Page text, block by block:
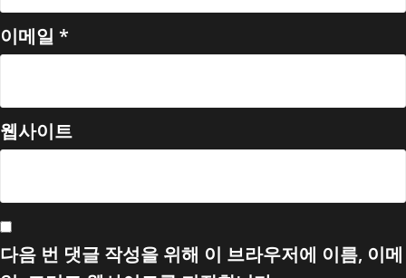
이메일 *
웹사이트
다음 번 댓글 작성을 위해 이 브라우저에 이름, 이메